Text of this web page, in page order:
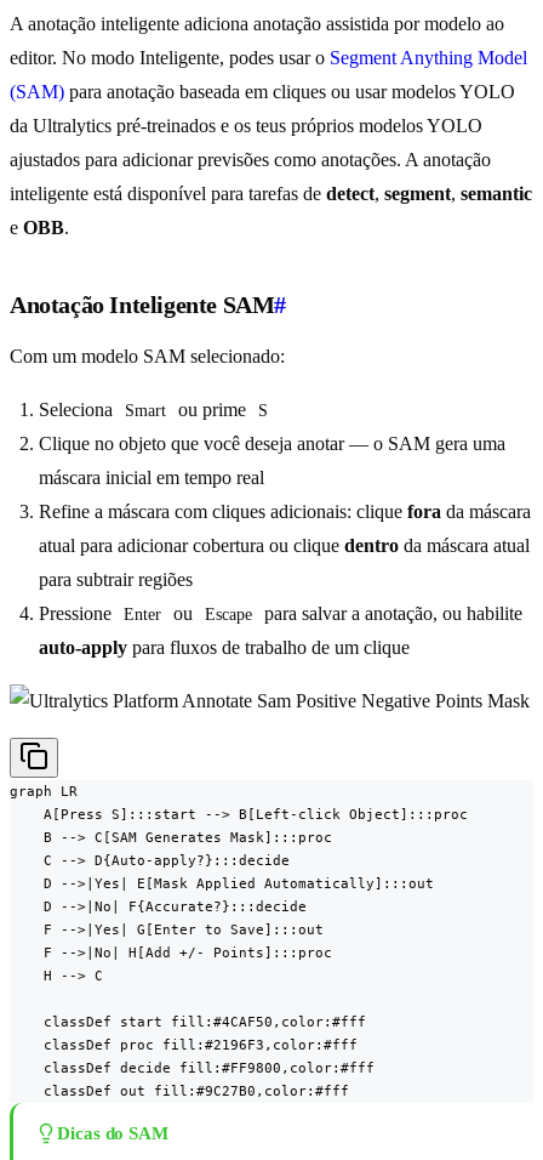
A anotação inteligente adiciona anotação assistida por modelo ao
editor. No modo Inteligente, podes usar o Segment Anything Model
(SAM) para anotação baseada em cliques ou usar modelos YOLO
da Ultralytics pré-treinados e os teus próprios modelos YOLO
ajustados para adicionar previsões como anotações. A anotação
inteligente está disponível para tarefas de detect, segment, semantic
e OBB.
Anotação Inteligente SAM#
Com um modelo SAM selecionado:
Seleciona Smart ou prime S
Clique no objeto que você deseja anotar — o SAM gera uma
máscara inicial em tempo real
Refine a máscara com cliques adicionais: clique fora da máscara
atual para adicionar cobertura ou clique dentro da máscara atual
para subtrair regiões
Pressione
Enter ou Escape
para salvar a anotação, ou habilite
auto-apply para fluxos de trabalho de um clique
graph LR
    A[Press S]:::start --> B[Left-click Object]:::proc
    B --> C[SAM Generates Mask]:::proc
    C --> D{Auto-apply?}:::decide
    D -->|Yes| E[Mask Applied Automatically]:::out
    D -->|No| F{Accurate?}:::decide
    F -->|Yes| G[Enter to Save]:::out
    F -->|No| H[Add +/- Points]:::proc
    H --> C
    classDef start fill:#4CAF50,color:#fff
    classDef proc fill:#2196F3,color:#fff
    classDef decide fill:#FF9800,color:#fff
    classDef out fill:#9C27B0,color:#fff
Dicas do SAM